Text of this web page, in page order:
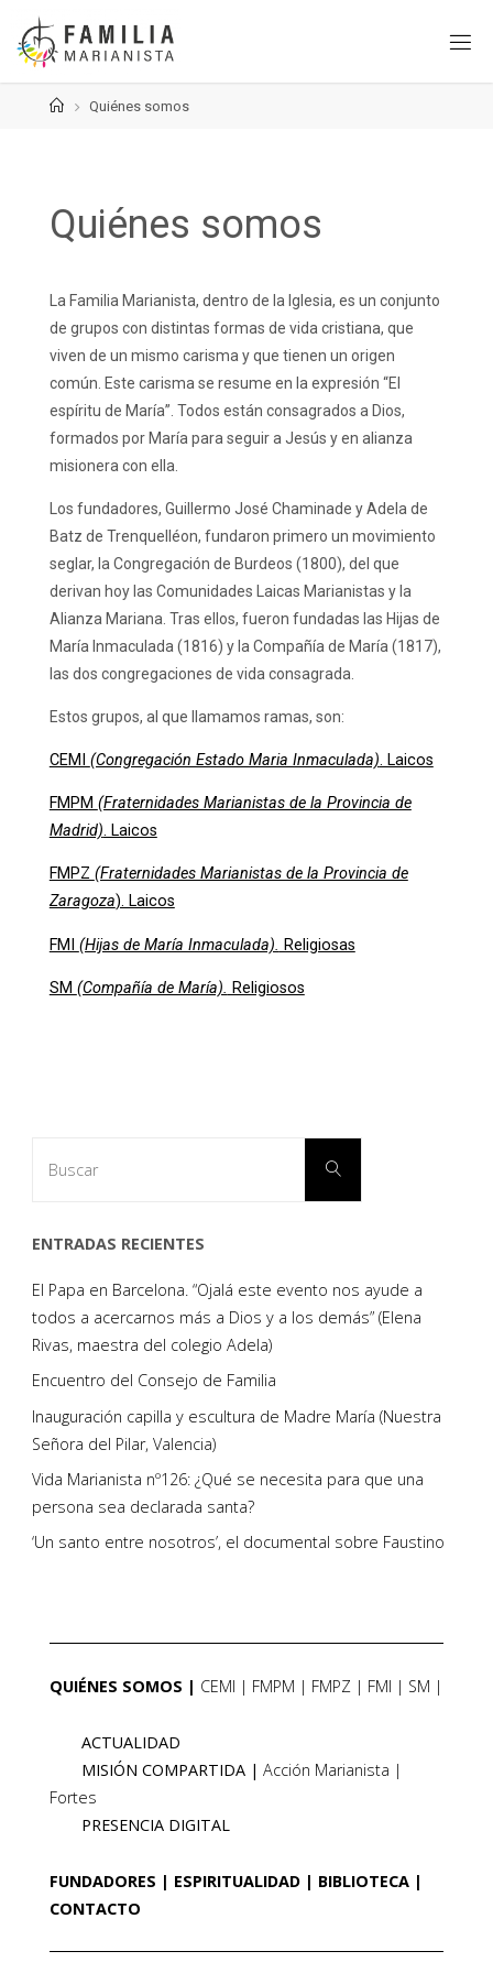
Saltar
contenido
PáginaQuiénes somos
Quiénes somos
La Familia Marianista, dentro de la Iglesia, es un conjunto
de grupos con distintas formas de vida cristiana, que
viven de un mismo carisma y que tienen un origen
común. Este carisma se resume en la expresión “El
espíritu de María”. Todos están consagrados a Dios,
formados por María para seguir a Jesús y en alianza
misionera con ella.
Los fundadores, Guillermo José Chaminade y Adela de
Batz de Trenquelléon, fundaron primero un movimiento
seglar, la Congregación de Burdeos (1800), del que
derivan hoy las Comunidades Laicas Marianistas y la
Alianza Mariana. Tras ellos, fueron fundadas las Hijas de
María Inmaculada (1816) y la Compañía de María (1817),
las dos congregaciones de vida consagrada.
Estos grupos, al que llamamos ramas, son:
CEMI (Congregación Estado Maria Inmaculada). Laicos
FMPM (Fraternidades Marianistas de la Provincia de
Madrid). Laicos
FMPZ (Fraternidades Marianistas de la Provincia de
Zaragoza). Laicos
FMI (Hijas de María Inmaculada). Religiosas
SM (Compañía de María). Religiosos
Buscar
ENTRADAS RECIENTES
El Papa en Barcelona. “Ojalá este evento nos ayude a
todos a acercarnos más a Dios y a los demás” (Elena
Rivas, maestra del colegio Adela)
Encuentro del Consejo de Familia
Inauguración capilla y escultura de Madre María (Nuestra
Señora del Pilar, Valencia)
Vida Marianista nº126: ¿Qué se necesita para que una
persona sea declarada santa?
‘Un santo entre nosotros’, el documental sobre Faustino
QUIÉNES SOMOS CEMI FMPM FMPZ FMI SM
ACTUALIDAD
MISIÓN COMPARTIDA
Acción Marianista
Fortes
PRESENCIA DIGITAL
FUNDADORES ESPIRITUALIDAD
BIBLIOTECA
CONTACTO